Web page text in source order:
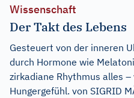
Wissenschaft
Der Takt des Lebens
Gesteuert von der inneren
durch Hormone wie
zirkadiane Rhythmus alles
Hungergefühl. von SIGRID